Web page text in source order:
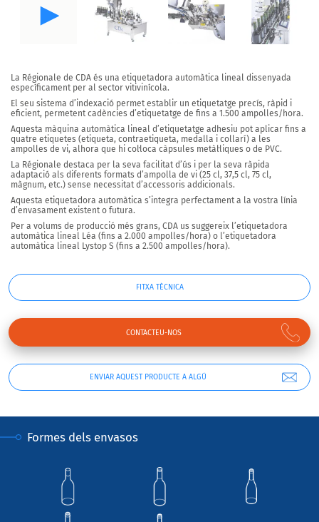
La Régionale de CDA és una etiquetadora automàtica lineal dissenyada
específicament per al sector vitivinícola.
El seu sistema d’indexació permet establir un etiquetatge precís, ràpid i
eficient, permetent cadències d’etiquetatge de fins a 1.500 ampolles/hora.
Aquesta màquina automàtica lineal d’etiquetatge adhesiu pot aplicar fins a
quatre etiquetes (etiqueta, contraetiqueta, medalla i collarí) a les
ampolles de vi, alhora que hi col·loca càpsules metàl·liques o de PVC.
La Régionale destaca per la seva facilitat d’ús i per la seva ràpida
adaptació als diferents formats d’ampolla de vi (25 cl, 37,5 cl, 75 cl,
màgnum, etc.) sense necessitat d’accessoris addicionals.
Aquesta etiquetadora automàtica s’integra perfectament a la vostra línia
d’envasament existent o futura.
Per a volums de producció més grans, CDA us suggereix l’etiquetadora
automàtica lineal Léa (fins a 2.000 ampolles/hora) o l’etiquetadora
automàtica lineal Lystop S (fins a 2.500 ampolles/hora).
ENVIAR AQUEST PRODUCTE A ALGÚ
FITXA TÈCNICA
CONTACTEU-NOS
Formes dels envasos